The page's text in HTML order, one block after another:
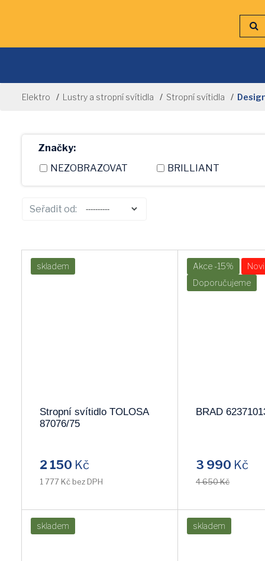
Elektro Lustry a stropní svítidla Stropní svítidla
Značky:
NEZOBRAZOVAT
BRILLIANT
SPOTLIGHT
NOWODVORSKI
Seřadit od:
skladem
Stropní svítidlo TOLOSA
87076/75
2 150 Kč
1 777 Kč bez DPH
Akce -15%
Doporučujeme
BRAD
3 990 Kč
4 650 Kč
skladem skladem